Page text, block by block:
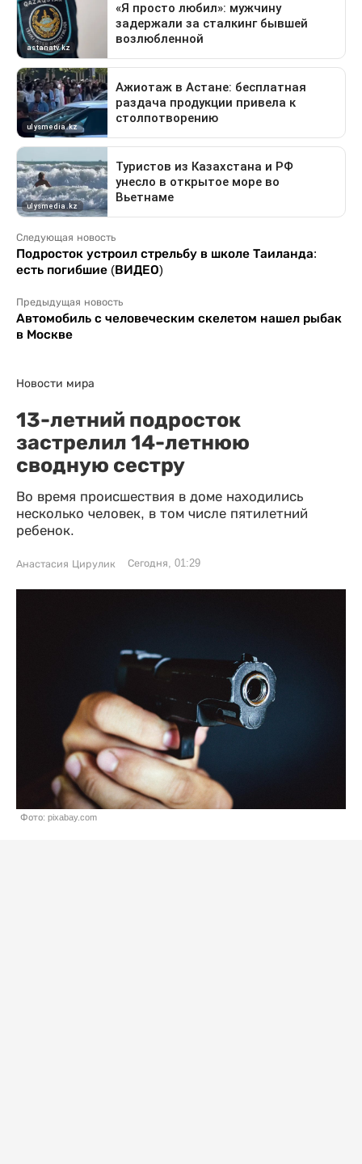
Следующая новость
Подросток устроил стрельбу в школе Таиланда:
есть погибшие (ВИДЕО)
Предыдущая новость
Автомобиль с человеческим скелетом нашел рыбак
в Москве
Новости мира
13-летний подросток
застрелил 14-летнюю
сводную сестру
Во время происшествия в доме находились
несколько человек, в том числе пятилетний
ребенок.
Анастасия Цирулик Сегодня, 01:29
Фото: pixabay.com